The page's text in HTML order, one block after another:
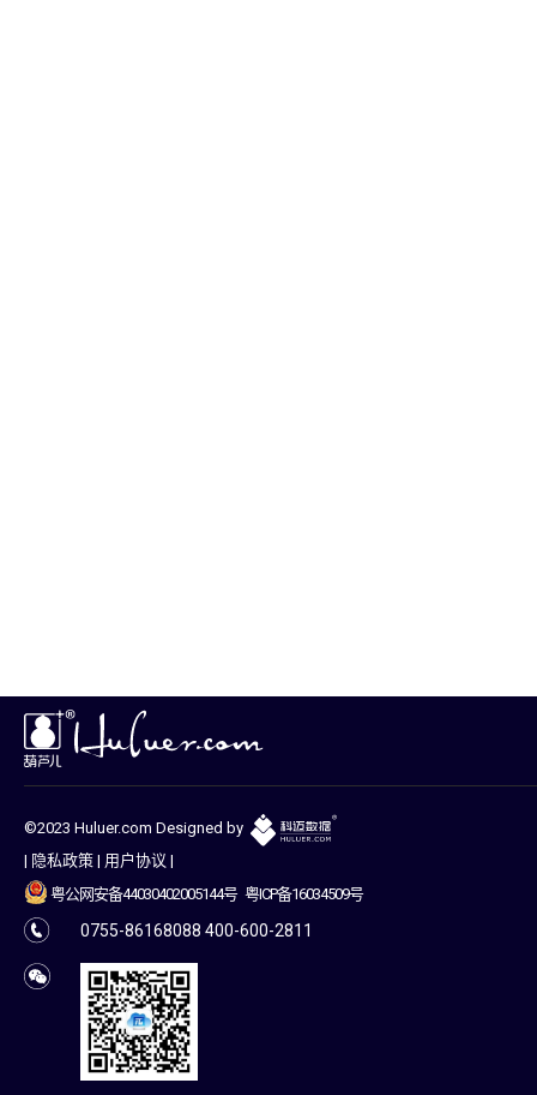
©2023 Huluer.com Designed by
| 隐私政策 | 用户协议 |
粤公网安备44030402005144号 粤ICP备16034509号
0755-86168088 400-600-2811